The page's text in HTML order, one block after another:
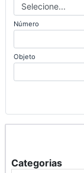
Número
Objeto
Categorias